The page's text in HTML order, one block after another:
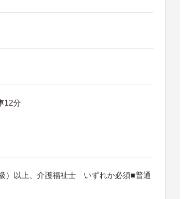
12分
）以上、介護福祉士 いずれか必須■普通